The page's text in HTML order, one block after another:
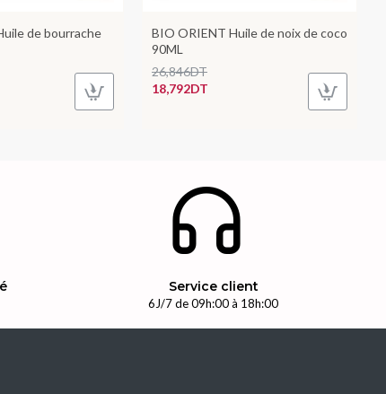
de bourrache
BIO ORIENT Huile de noix de coco
90ML
18,792DT
26,846DT
Service client
6J/7 de 09h:00 à 18h:00